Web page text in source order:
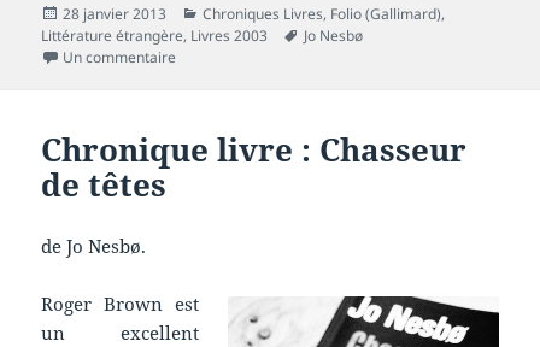
Publié
le
28 janvier 2013 Catégories
Chroniques Livres, Folio (Gallimard),
Littérature étrangère, Livres 2003
Mots-
Jo Nesbø
Un commentaire
Chronique livre : Chasseur
de têtes
de Jo Nesbø.
Roger Brown est
un excellent